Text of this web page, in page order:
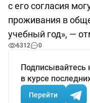
с его согласия
проживания в
учебный год», —
6312 0
Подписывайтесь
в курсе
Перейти